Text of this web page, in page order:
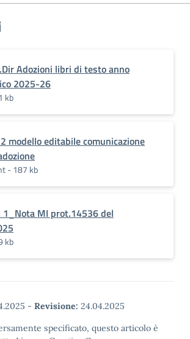
Adozioni libri di testo anno
2025-26
kb
modello editabile comunicazione
- 187 kb
1_Nota MI prot.14536 del
kb
- Revisione: 24.04.2025
specificato, questo articolo è